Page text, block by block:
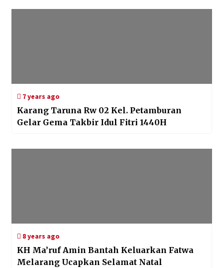
7 years ago
Karang Taruna Rw 02 Kel. Petamburan
Gelar Gema Takbir Idul Fitri 1440H
8 years ago
KH Ma’ruf Amin Bantah Keluarkan Fatwa
Melarang Ucapkan Selamat Natal